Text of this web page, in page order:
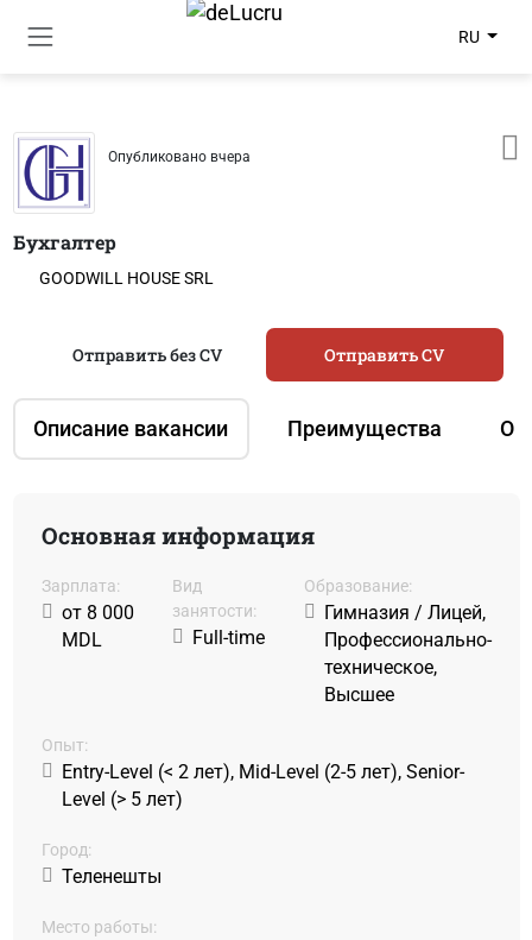
RU
Опубликовано вчера
Бухгалтер
GOODWILL HOUSE SRL
Описание вакансии Преимущества О
Отправить без CV Отправить CV
Основная информация
Зарплата:
от 8 000
MDL
Вид
занятости:
Full-time
Образование:
Гимназия / Лицей,
Профессионально-
техническое,
Высшее
Oпыт:
Entry-Level (< 2 лет), Mid-Level (2-5 лет), Senior-
Level (> 5 лет)
Город:
Теленешты
Место работы: